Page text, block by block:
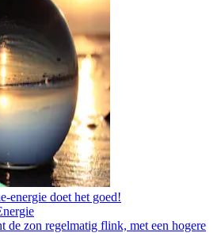
energie doet het goed!
de zon regelmatig flink, met een hogere